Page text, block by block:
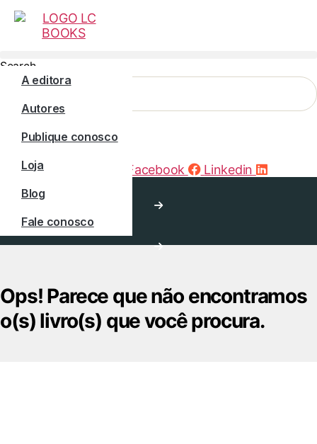
A editora
Autores
Publique conosco
Loja
Blog
Fale conosco
Search
Facebook Linkedin
Início
Loja
Ops! Parece que não encontramos
o(s) livro(s) que você procura.